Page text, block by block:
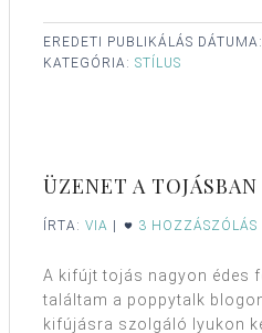
EREDETI PUBLIKÁLÁS DÁTUMA:
KATEGÓRIA: STÍLUS
ÜZENET A TOJÁSBAN
ÍRTA: VIA 3 HOZZÁSZÓLÁS
A kifújt tojás nagyon édes
találtam a poppytalk
kifújásra szolgáló lyukon